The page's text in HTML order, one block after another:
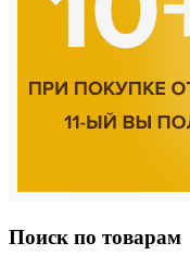
Поиск по товарам